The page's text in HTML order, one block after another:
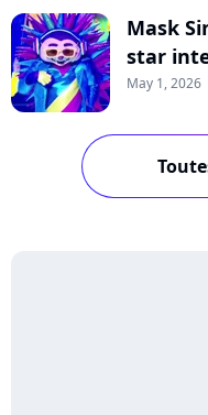
Mask
star
May 1, 2026